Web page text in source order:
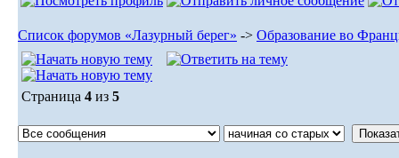
Список форумов «Лазурный берег» -> Образование во
Страница 4 из 5